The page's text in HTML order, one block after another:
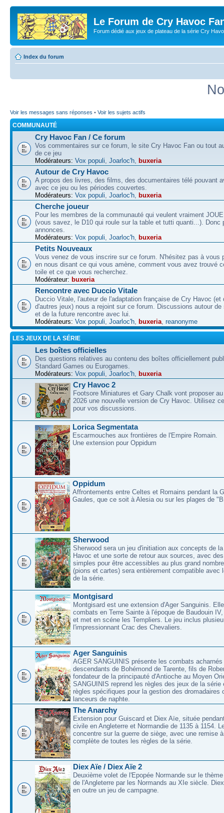
Le Forum de Cry Havoc
Forum dédié aux jeux de plateau de la série Cry
Index du forum
Voir les messages sans réponses • Voir les sujets actifs
COMMUNAUTÉ
Cry Havoc Fan / Ce forum
Vos commentaires sur ce forum, le site Cry Havoc Fan ou tout
de ce jeu
Modérateurs: Vox populi, Joarloc'h, buxeria
Autour de Cry Havoc
A propos des livres, des films, des documentaires télé pouvant
avec ce jeu ou les périodes couvertes.
Modérateurs: Vox populi, Joarloc'h, buxeria
Cherche joueur
Pour les membres de la communauté qui veulent vraiment
(vous savez, le D10 qui roule sur la table et tutti quanti...). Donc
annonces.
Modérateurs: Vox populi, Joarloc'h, buxeria
Petits Nouveaux
Vous venez de vous inscrire sur ce forum. N'hésitez pas à vous
en nous disant ce qui vous amène, comment vous avez trouvé
toile et ce que vous recherchez.
Modérateur: buxeria
Rencontre avec Duccio Vitale
Duccio Vitale, l'auteur de l'adaptation française de Cry Havoc (et
d'autres jeux) nous a rejoint sur ce forum. Discussions autour de
et de la future rencontre avec lui.
Modérateurs: Vox populi, Joarloc'h, buxeria, reanonyme
LES JEUX DE LA SÉRIE
Les boîtes officielles
Des questions relatives au contenu des boîtes officiellement
Standard Games ou Eurogames.
Modérateurs: Vox populi, Joarloc'h, buxeria
Cry Havoc 2
Footsore Miniatures et Gary Chalk vont proposer
2026 une nouvelle version de Cry Havoc. Utilisez
pour vos discussions.
Lorica Segmentata
Escarmouches aux frontières de l'Empire Romain.
Une extension pour Oppidum
Oppidum
Affrontements entre Celtes et Romains pendant la
Gaules, que ce soit à Alesia ou sur les plages de
Sherwood
Sherwood sera un jeu d'initiation aux concepts de
Havoc et une sorte de retour aux sources, avec
simples pour être accessibles au plus grand
(pions et cartes) sera entièrement compatible avec
de la série.
Montgisard
Montgisard est une extension d'Ager Sanguinis.
combats en Terre Sainte à l'époque de Baudouin
et met en scéne les Templiers. Le jeu inclus
l'impressionnant Crac des Chevaliers.
Ager Sanguinis
AGER SANGUINIS présente les combats acharnés
descendants de Bohémond de Tarente, fils de
fondateur de la principauté d'Antioche au Moyen
SANGUINIS reprend les règles des jeux de la série
règles spécifiques pour la gestion des dromadaires
lanceurs de naphte.
The Anarchy
Extension pour Guiscard et Diex Aïe, située
civile en Angleterre et Normandie de 1135 à 1154.
concentre sur la guerre de siège, avec une remise
complète de toutes les règles de la série.
Diex Aïe / Diex Aïe 2
Deuxième volet de l'Epopée Normande sur le
de l'Angleterre par les Normands au XIe siècle.
en outre un jeu de campagne.